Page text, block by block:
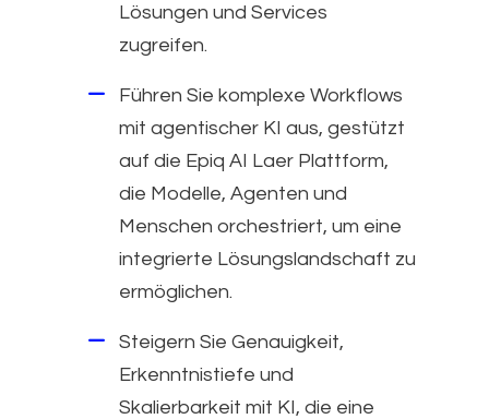
Lösungen und Services
zugreifen.
Führen Sie komplexe Workflows
mit agentischer KI aus, gestützt
auf die Epiq AI Laer Plattform,
die Modelle, Agenten und
Menschen orchestriert, um eine
integrierte Lösungslandschaft zu
ermöglichen.
Steigern Sie Genauigkeit,
Erkenntnistiefe und
Skalierbarkeit mit KI, die eine